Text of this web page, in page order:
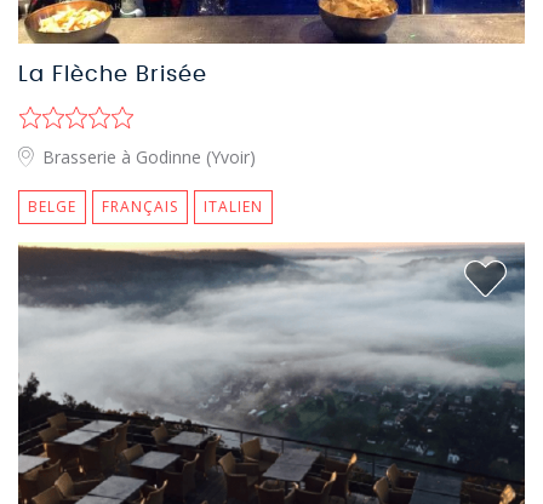
La Flèche Brisée
Brasserie à Godinne (Yvoir)
BELGE FRANÇAIS ITALIEN